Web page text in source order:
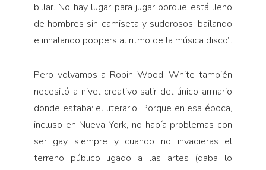
billar. No hay lugar para jugar porque está lleno
de hombres sin camiseta y sudorosos, bai­lando
e inhalando poppers al ritmo de la música disco”.
Pero volvamos a Robin Wood: White también
ne­cesitó a nivel creativo salir del único armario
donde estaba: el literario. Porque en esa época,
incluso en Nueva York, no había problemas con
ser gay siempre y cuando no invadieras el
terreno público ligado a las artes (daba lo